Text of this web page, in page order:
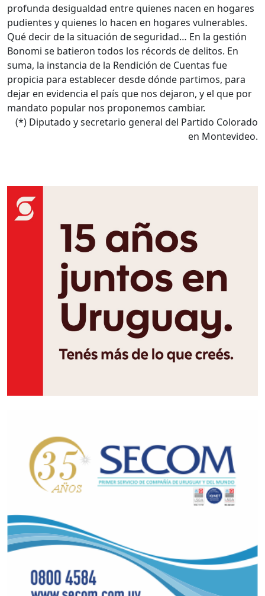
profunda desigualdad entre quienes nacen en hogares
pudientes y quienes lo hacen en hogares vulnerables.
Qué decir de la situación de seguridad… En la gestión
Bonomi se batieron todos los récords de delitos. En
suma, la instancia de la Rendición de Cuentas fue
propicia para establecer desde dónde partimos, para
dejar en evidencia el país que nos dejaron, y el que por
mandato popular nos proponemos cambiar.
(*) Diputado y secretario general del Partido Colorado
en Montevideo.